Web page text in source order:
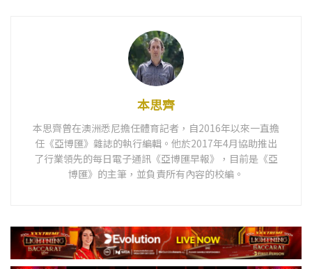
本思齊
本思齊曾在澳洲悉尼擔任體育記者，自2016年以來一直擔
任《亞博匯》雜誌的執行編輯。他於2017年4月協助推出
了行業領先的每日電子通訊《亞博匯早報》，目前是《亞
博匯》的主筆，並負責所有內容的校編。